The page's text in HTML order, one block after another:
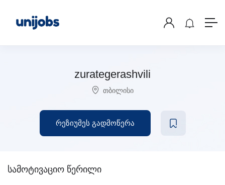
zurategerashvili
თბილისი
რეზიუმეს გადმოწერა
სამოტივაციო წერილი